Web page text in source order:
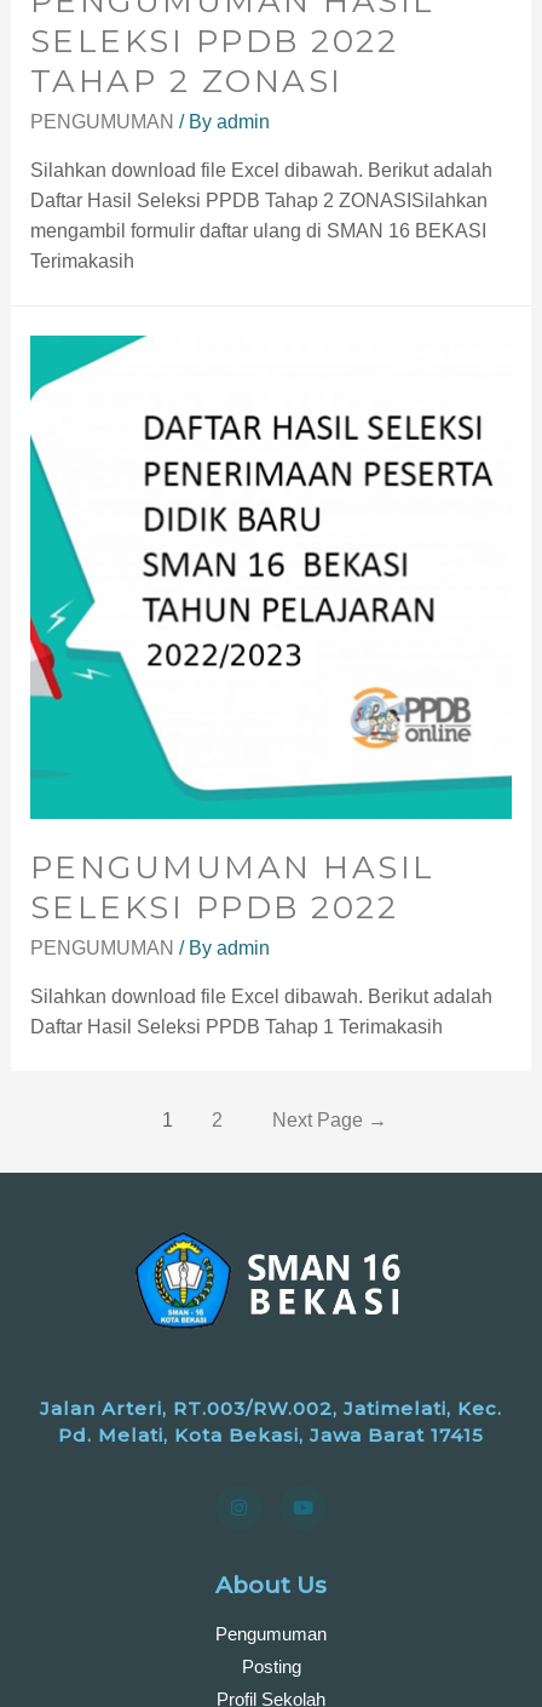
SELEKSI PPDB 2022
TAHAP 2 ZONASI
PENGUMUMAN / By admin
Silahkan download file Excel dibawah. Berikut adalah
Daftar Hasil Seleksi PPDB Tahap 2 ZONASISilahkan
mengambil formulir daftar ulang di SMAN 16 BEKASI
Terimakasih
PENGUMUMAN HASIL
SELEKSI PPDB 2022
PENGUMUMAN / By admin
Silahkan download file Excel dibawah. Berikut adalah
Daftar Hasil Seleksi PPDB Tahap 1 Terimakasih
1 2 Next Page →
Jalan Arteri, RT.003/RW.002, Jatimelati, Kec.
Pd. Melati, Kota Bekasi, Jawa Barat 17415
About Us
Pengumuman
Posting
Profil Sekolah